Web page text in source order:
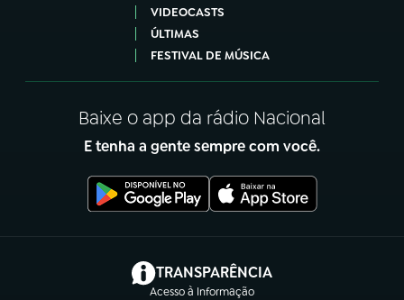
VIDEOCASTS
ÚLTIMAS
FESTIVAL DE MÚSICA
Baixe o app da rádio Nacional
E tenha a gente sempre com você.
TRANSPARÊNCIA
Acesso à Informação
(abre em nova aba)